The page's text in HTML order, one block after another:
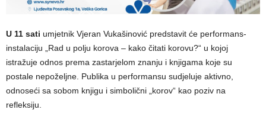
U 11 sati umjetnik Vjeran Vukašinović predstavit će performans-
instalaciju „Rad u polju korova – kako čitati korovu?“ u kojoj
istražuje odnos prema zastarjelom znanju i knjigama koje su
postale nepoželjne. Publika u performansu sudjeluje aktivno,
odnoseći sa sobom knjigu i simbolični „korov“ kao poziv na
refleksiju.